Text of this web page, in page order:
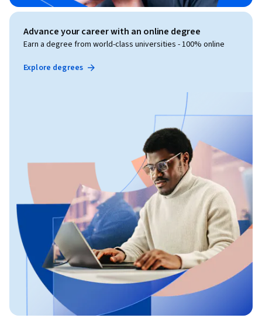
Advance your career with an online degree
Earn a degree from world-class universities - 100% online
Explore degrees